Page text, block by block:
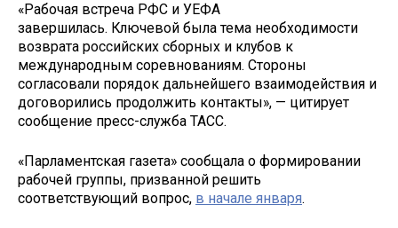
«Рабочая встреча РФС и УЕФА
завершилась. Ключевой была тема необходимости
возврата российских сборных и клубов к
международным соревнованиям. Стороны
согласовали порядок дальнейшего взаимодействия и
договорились продолжить контакты», — цитирует
сообщение пресс-служба ТАСС.
«Парламентская газета» сообщала о формировании
рабочей группы, призванной решить
соответствующий вопрос, в начале января.